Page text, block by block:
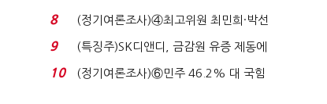
비 36% 증가...
8
(정기여론조사)④최고위원 최민희·박선
원 '양강'…서미...
9
(특징주)SK디앤디, 금감원 유증 제동에
장 초반 상한가...
10
(정기여론조사)⑥민주 46.2% 대 국힘